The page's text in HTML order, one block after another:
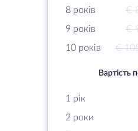
8 років
€
9 років
€
10 років
€
Вартість
1 рік
2 роки